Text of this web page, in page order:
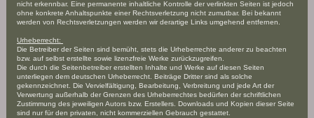
nicht erkennbar. Eine permanente inhaltliche Kontrolle der verlinkten Seiten ist jedoch
ohne konkrete Anhaltspunkte einer Rechtsverletzung nicht zumutbar. Bei bekannt
werden von Rechtsverletzungen werden wir derartige Links umgehend entfernen.
Urheberrecht:
Die Betreiber der Seiten sind bemüht, stets die Urheberrechte anderer zu beachten
bzw. auf selbst erstellte sowie lizenzfreie Werke zurückzugreifen.
Die durch die Seitenbetreiber erstellten Inhalte und Werke auf diesen Seiten
unterliegen dem deutschen Urheberrecht. Beiträge Dritter sind als solche
gekennzeichnet. Die Vervielfältigung, Bearbeitung, Verbreitung und jede Art der
Verwertung außerhalb der Grenzen des Urheberrechtes bedürfen der schriftlichen
Zustimmung des jeweiligen Autors bzw. Erstellers. Downloads und Kopien dieser Seite
sind nur für den privaten, nicht kommerziellen Gebrauch gestattet.